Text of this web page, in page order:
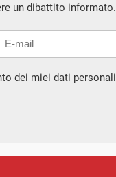
un dibattito informato.
dei miei dati personali